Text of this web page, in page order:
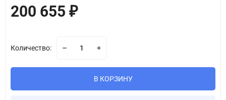
200 655 ₽
Количество:
В КОРЗИНУ